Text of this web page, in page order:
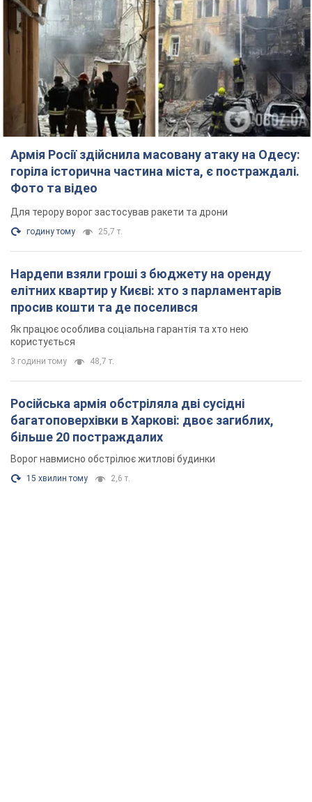
Армія Росії здійснила масовану атаку на Одесу:
горіла історична частина міста, є постраждалі.
Фото та відео
Для терору ворог застосував ракети та дрони
годину тому 25,7 т.
Нардепи взяли гроші з бюджету на оренду
елітних квартир у Києві: хто з парламентарів
просив кошти та де поселився
Як працює особлива соціальна гарантія та хто нею
користується
3 години тому 48,7 т.
Російська армія обстріляла дві сусідні
багатоповерхівки в Харкові: двоє загиблих,
більше 20 постраждалих
Ворог навмисно обстрілює житлові будинки
15 хвилин тому 2,6 т.